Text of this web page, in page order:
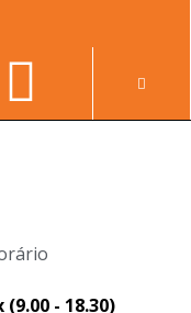
(9.00 - 18.30)